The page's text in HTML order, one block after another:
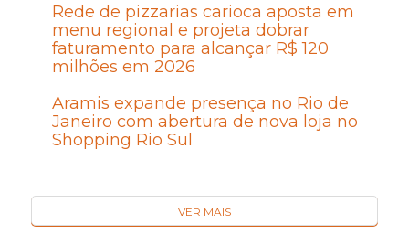
Rede de pizzarias carioca aposta em
menu regional e projeta dobrar
faturamento para alcançar R$ 120
milhões em 2026
Aramis expande presença no Rio de
Janeiro com abertura de nova loja no
Shopping Rio Sul
VER MAIS